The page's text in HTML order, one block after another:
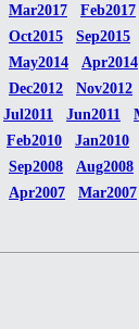
Mar2017 Feb2017
Oct2015 Sep2015
May2014 Apr2014
Dec2012 Nov2012
Jul2011 Jun2011
Feb2010 Jan2010
Sep2008 Aug2008
Apr2007 Mar2007